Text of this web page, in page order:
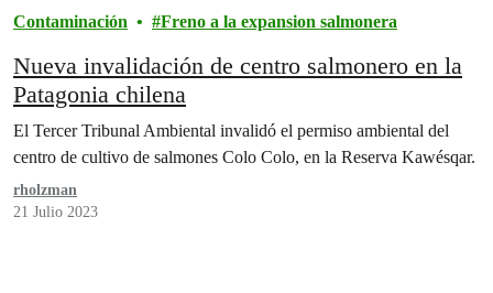
Contaminación Freno a la expansion salmonera
Nueva invalidación de centro salmonero en la
Patagonia chilena
El Tercer Tribunal Ambiental invalidó el permiso ambiental del
centro de cultivo de salmones Colo Colo, en la Reserva Kawésqar.
rholzman
21 Julio 2023